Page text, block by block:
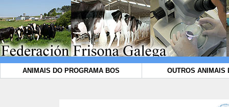
ANIMAIS DO PROGRAMA BOS OUTROS ANIMAIS